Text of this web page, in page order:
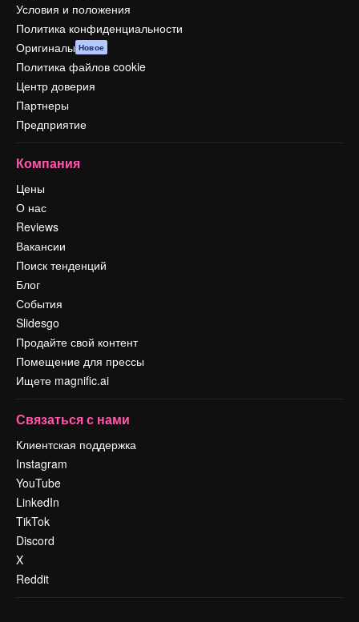
Условия и положения
Политика конфиденциальности
Оригиналы Новое
Политика файлов cookie
Центр доверия
Партнеры
Предприятие
Компания
Цены
О нас
Reviews
Вакансии
Поиск тенденций
Блог
События
Slidesgo
Продайте свой контент
Помещение для прессы
Ищете magnific.ai
Связаться с нами
Клиентская поддержка
Instagram
YouTube
LinkedIn
TikTok
Discord
X
Reddit